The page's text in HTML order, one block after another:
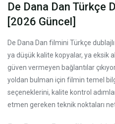
De Dana Dan Türkçe
[2026 Güncel]
De Dana Dan filmini Türkçe
ya düşük kalite kopyalar, ya eksik
güven vermeyen bağlantılar
yoldan bulman için filmin temel
seçeneklerini, kalite kontrol
etmen gereken teknik noktaları